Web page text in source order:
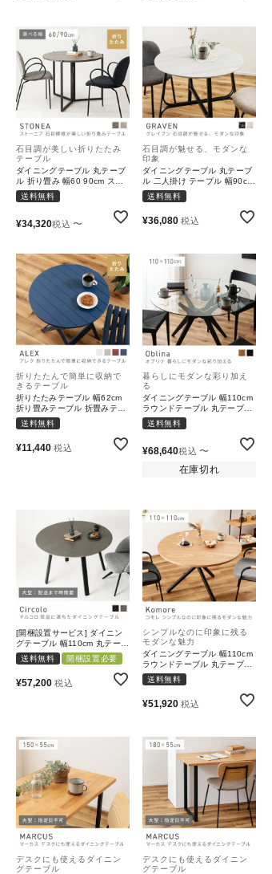
石目調が美しい折りたたみ
テーブル
ダイニングテーブル 丸テーブ
ル 折り畳み 幅60 90cm スチ
ール 組み立て 折りたたみ ア
ジャスター 省スペース モダン
送料無料
¥34,320税込 〜
石目調が魅せる、モダンな
印象
ダイニングテーブル 丸テーブ
ル 二人掛け テーブル 幅90cm
2人用 スチール アジャスター
モダン シンプル｜GRAVEN
送料無料
¥36,080 税込
折りたたんで簡単に収納で
きるテーブル
折りたたみテーブル 幅62cm
折り畳みテーブル 折畳みテー
ブル｜ALEX
送料無料
¥11,440 税込
暮らしにモダンな彩り加え
る
ダイニングテーブル 幅110cm
ラウンドテーブル 丸テーブル
食卓 円卓 天然木 オーク スチ
ール 北欧 モダン ナチュラル
送料無料
¥68,640税込 〜
在庫切れ
[開梱設置サービス] ダイニン
グテーブル 幅110cm 丸テーブ
ル スチール 組み立て アジャ
スター モダン｜Circolo
送料無料 開梱設置必要
¥57,200 税込
シンプルなのに印象に残る
モダンな魅力
ダイニングテーブル 幅110cm
ラウンドテーブル 丸テーブル
食卓 円卓 天然木 アッシュ ス
チール モダン シンプル｜
送料無料
¥51,920 税込
デスクにも使えるダイニン
グテーブル
デスクにも使えるダイニン
グテーブル